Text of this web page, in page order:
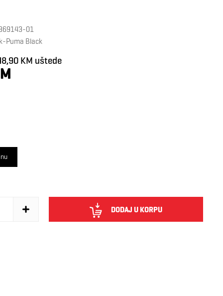
01
Puma Black
KM uštede
DODAJ U KORPU